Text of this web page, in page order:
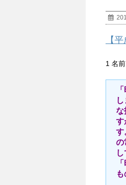
【
1 名前
な
す
す
の